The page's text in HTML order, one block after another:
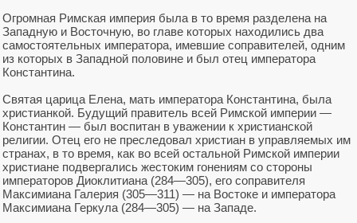
Огромная Римская империя была в то время разделена на
Западную и Восточную, во главе которых находились два
самостоятельных императора, имевшие соправителей, одним
из которых в Западной половине и был отец императора
Константина.
Святая царица Елена, мать императора Константина, была
христианкой. Будущий правитель всей Римской империи —
Константин — был воспитан в уважении к христианской
религии. Отец его не преследовал христиан в управляемых им
странах, в то время, как во всей остальной Римской империи
христиане подвергались жестоким гонениям со стороны
императоров Диоклитиана (284—305), его соправителя
Максимиана Галерия (305—311) — на Востоке и императора
Максимиана Геркула (284—305) — на Западе.